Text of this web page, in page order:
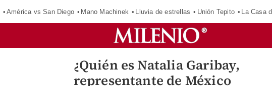
América vs San Diego Mano Machinek Lluvia de estrellas Unión Tepito La Casa
¿Quién es Natalia Garibay,
representante de México